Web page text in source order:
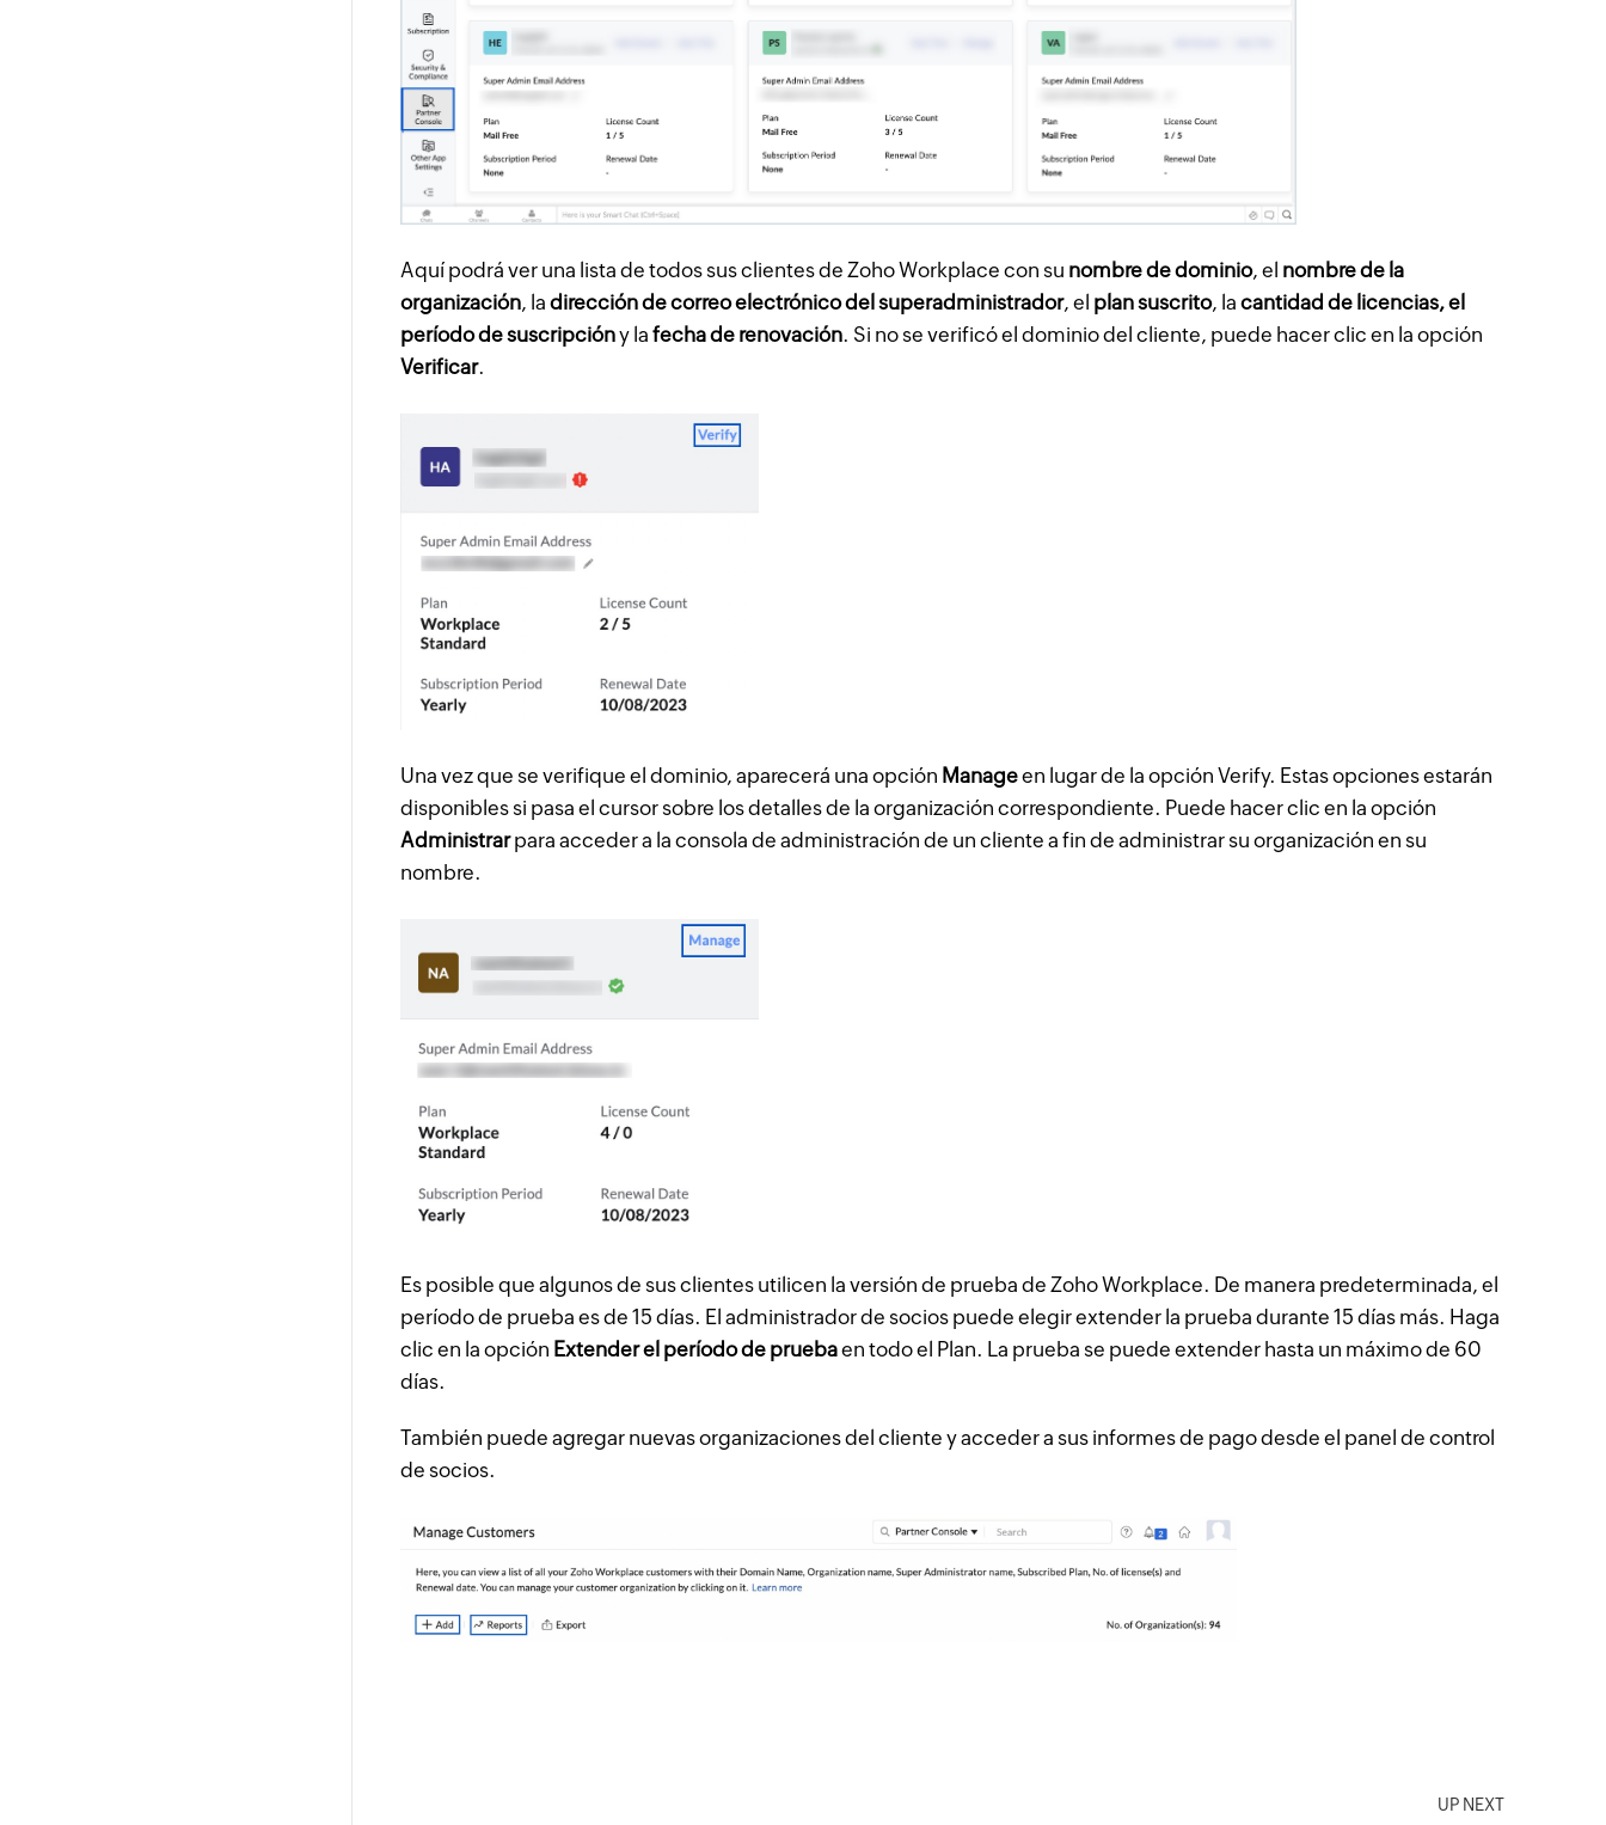
Aquí podrá ver una lista de todos sus clientes de Zoho Workplace con su nombre de dominio, el nombre de la
organización, la dirección de correo electrónico del superadministrador, el plan suscrito, la cantidad de licencias, el
período de suscripcióny la fecha de renovación. Si no se verificó el dominio del cliente, puede hacer clic en la opción
Verificar.
Una vez que se verifique el dominio, aparecerá una opción Manageen lugar de la opción Verify. Estas opciones estarán
disponibles si pasa el cursor sobre los detalles de la organización correspondiente. Puede hacer clic en la opción
Administrarpara acceder a la consola de administración de un cliente a fin de administrar su organización en su
nombre.
Es posible que algunos de sus clientes utilicen la versión de prueba de Zoho Workplace. De manera predeterminada, el
período de prueba es de 15 días. El administrador de socios puede elegir extender la prueba durante 15 días más. Haga
clic en la opción Extender el período de pruebaen todo el Plan. La prueba se puede extender hasta un máximo de 60
días.
También puede agregar nuevas organizaciones del cliente y acceder a sus informes de pago desde el panel de control
de socios.
UP NEXT